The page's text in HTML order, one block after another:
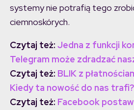
systemy nie potrafią tego
ciemnoskórych.
Czytaj też: Jedna z funkcji
Telegram może zdradzać
Czytaj też: BLIK z
Kiedy ta nowość do nas trafi?
Czytaj też: Facebook